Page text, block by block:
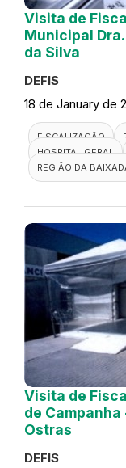
Visita de
Municipal
da Silva
DEFIS
18 de January de
FISCALIZAÇÃO
HOSPITAL GERAL
REGIÃO DA
Visita de
de Campanha
Ostras
DEFIS